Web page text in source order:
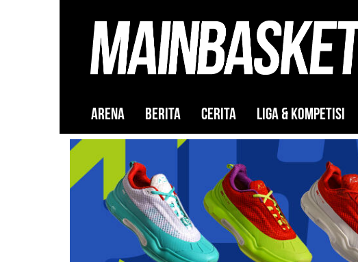
ARENA BERITA CERITA LIGA & KOMPETISI